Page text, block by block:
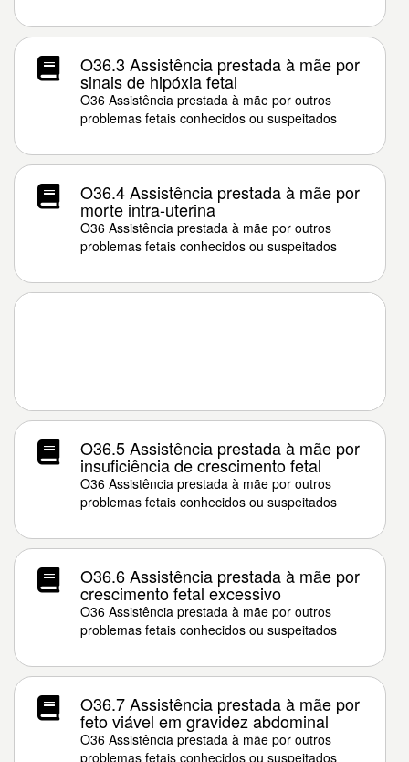
O36.3 Assistência prestada à mãe por
sinais de hipóxia fetal
O36 Assistência prestada à mãe por outros
problemas fetais conhecidos ou suspeitados
O36.4 Assistência prestada à mãe por
morte intra-uterina
O36 Assistência prestada à mãe por outros
problemas fetais conhecidos ou suspeitados
O36.5 Assistência prestada à mãe por
insuficiência de crescimento fetal
O36 Assistência prestada à mãe por outros
problemas fetais conhecidos ou suspeitados
O36.6 Assistência prestada à mãe por
crescimento fetal excessivo
O36 Assistência prestada à mãe por outros
problemas fetais conhecidos ou suspeitados
O36.7 Assistência prestada à mãe por
feto viável em gravidez abdominal
O36 Assistência prestada à mãe por outros
problemas fetais conhecidos ou suspeitados